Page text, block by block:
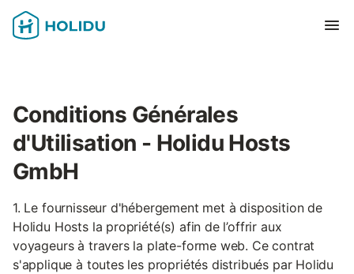
Conditions Générales
d'Utilisation - Holidu Hosts
GmbH
1. Le fournisseur d'hébergement met à disposition de
Holidu Hosts la propriété(s) afin de l’offrir aux
voyageurs à travers la plate-forme web. Ce contrat
s'applique à toutes les propriétés distribués par Holidu